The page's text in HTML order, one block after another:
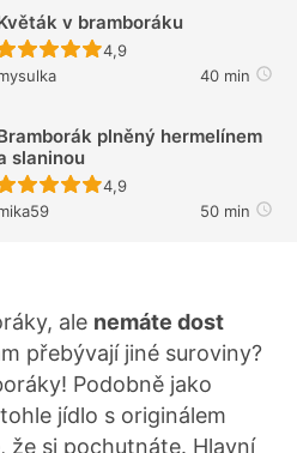
v bramboráku
Recept ještě nebyl
4,9
40 min
plněný hermelínem
slaninou
Recept ještě nebyl
4,9
50 min
ale nemáte dost
přebývají jiné suroviny?
Podobně jako
jídlo s originálem
že si pochutnáte. Hlavní